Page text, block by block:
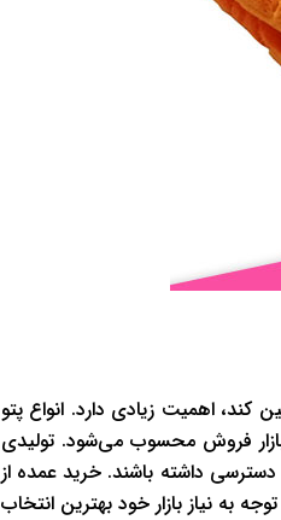
اهميت زيادي دارد. انواع پتو
بازار فروش محسوب مي‌شود. توليدي
داشته باشند. خريد عمده از
به نياز بازار خود بهترين انتخاب